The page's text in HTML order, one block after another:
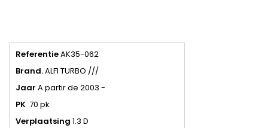
ReferentieAK35-062
Brand.ALFI TURBO ///
Jaar A partir de 2003 -
PK 70 pk
Verplaatsing 1.3 D